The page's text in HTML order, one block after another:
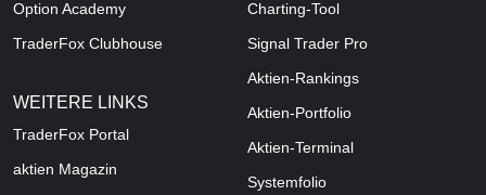
Option Academy
TraderFox Clubhouse
WEITERE LINKS
TraderFox Portal
aktien Magazin
Charting-Tool
Signal Trader Pro
Aktien-Rankings
Aktien-Portfolio
Aktien-Terminal
Systemfolio